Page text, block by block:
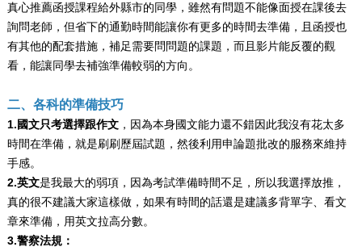
真心推薦函授課程給外縣市的同學，雖然有問題不能像面授在課後去
詢問老師，但省下的通勤時間能讓你有更多的時間去準備，且函授也
有其他的配套措施，補足需要問問題的課題，而且影片能反覆的觀
看，能讓同學去補強準備較弱的方向。
二、各科的準備技巧
1.國文只考選擇跟作文，因為本身國文能力還不錯因此我沒有花太多
時間在準備，就是刷刷歷屆試題，然後利用申論題批改的服務來維持
手感。
2.英文是我最大的弱項，因為考試準備時間不足，所以我選擇放推，
真的很不建議大家這樣做，如果有時間的話還是建議多背單字、看文
章來準備，用英文拉高分數。
3.警察法規：